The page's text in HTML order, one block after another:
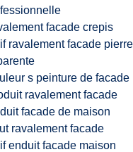
facade crepis
ravalement facade pierre
s peinture de facade
ravalement facade
facade de maison
ravalement facade
enduit facade maison